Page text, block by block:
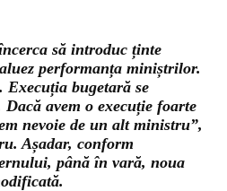
să introduc ținte
performanța miniștrilor.
bugetară se
avem o execuție foarte
nevoie de un alt ministru”,
Așadar, conform
până în vară, noua